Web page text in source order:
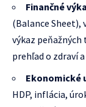
Finančné
(Balance
výkaz
prehľad o zdraví
Ekonomické
HDP, inflácia,